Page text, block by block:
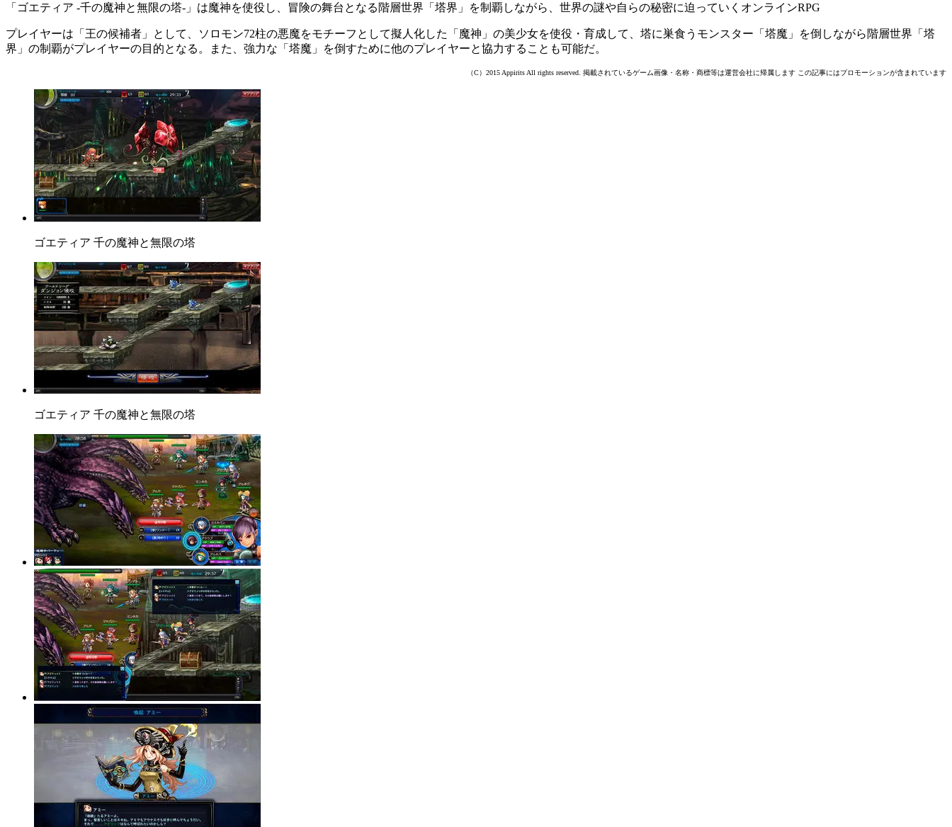
「ゴエティア -千の魔神と無限の塔-」は魔神を使役し、冒険の舞台となる階層世界「塔界」を制覇しながら、世界の謎や自らの秘密に迫っていくオンラインRPG
プレイヤーは「王の候補者」として、ソロモン72柱の悪魔をモチーフとして擬人化した「魔神」の美少女を使役・育成して、塔に巣食うモンスター「塔魔」を倒しながら階層世界「塔
界」の制覇がプレイヤーの目的となる。また、強力な「塔魔」を倒すために他のプレイヤーと協力することも可能だ。
（C）2015 Appirits All rights reserved. 掲載されているゲーム画像・名称・商標等は運営会社に帰属します この記事にはプロモーションが含まれています
ゴエティア 千の魔神と無限の塔
ゴエティア 千の魔神と無限の塔